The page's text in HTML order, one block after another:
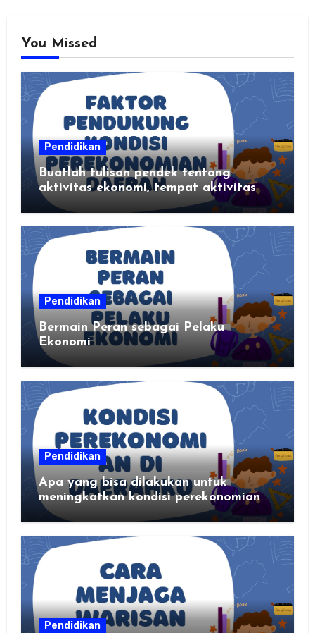
You Missed
Pendidikan
Buatlah tulisan pendek tentang
aktivitas ekonomi, tempat aktivitas
ekonomi, dan hasil produksi daerah
kalian
Pendidikan
Bermain Peran sebagai Pelaku
Ekonomi
Pendidikan
Apa yang bisa dilakukan untuk
meningkatkan kondisi perekonomian
daerahku?
Pendidikan